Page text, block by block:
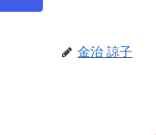
金治 諒子